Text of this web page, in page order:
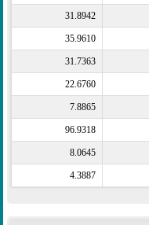
31.8942
35.9610
31.7363
22.6760
7.8865
96.9318
8.0645
4.3887